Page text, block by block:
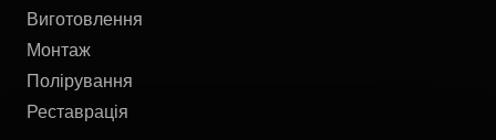
Виготовлення
Монтаж
Полірування
Реставрація